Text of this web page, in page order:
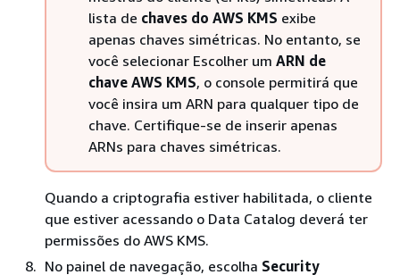
lista de chaves do AWS KMS exibe
apenas chaves simétricas. No entanto, se
você selecionar Escolher um ARN de
chave AWS KMS, o console permitirá que
você insira um ARN para qualquer tipo de
chave. Certifique-se de inserir apenas
ARNs para chaves simétricas.
Quando a criptografia estiver habilitada, o cliente
que estiver acessando o Data Catalog deverá ter
permissões do AWS KMS.
No painel de navegação, escolha Security